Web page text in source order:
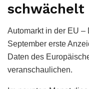
schwächelt
Automarkt in der EU –
September erste
Daten des
veranschaulichen.